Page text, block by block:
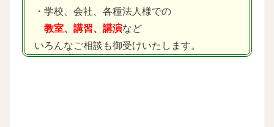
・学校、会社、各種法人様での
教室、講習、講演など
いろんなご相談も御受けいたします。